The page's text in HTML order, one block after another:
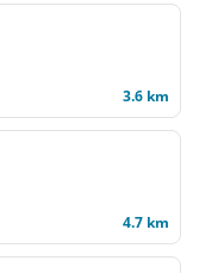
3.6 km
4.7 km